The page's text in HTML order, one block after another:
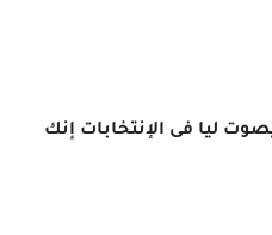
ليا فى الإنتخابات إنك